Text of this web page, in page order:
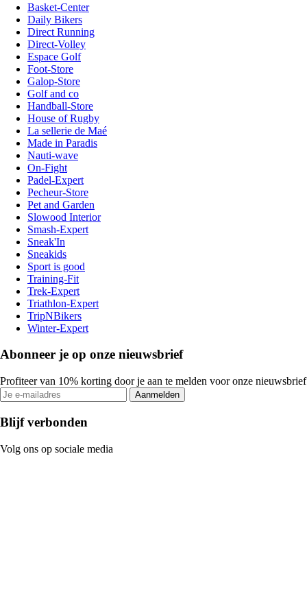
Basket-Center
Daily Bikers
Direct Running
Direct-Volley
Espace Golf
Foot-Store
Galop-Store
Golf and co
Handball-Store
House of Rugby
La sellerie de Maé
Made in Paradis
Nauti-wave
On-Fight
Padel-Expert
Pecheur-Store
Pet and Garden
Slowood Interior
Smash-Expert
Sneak'In
Sneakids
Sport is good
Training-Fit
Trek-Expert
Triathlon-Expert
TripNBikers
Winter-Expert
Abonneer je op onze nieuwsbrief
Profiteer van 10% korting door je aan te melden voor onze nieuwsbrief
Aanmelden
Blijf verbonden
Volg ons op sociale media